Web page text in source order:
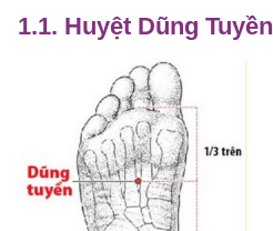
1.1. Huyệt Dũng Tuyền